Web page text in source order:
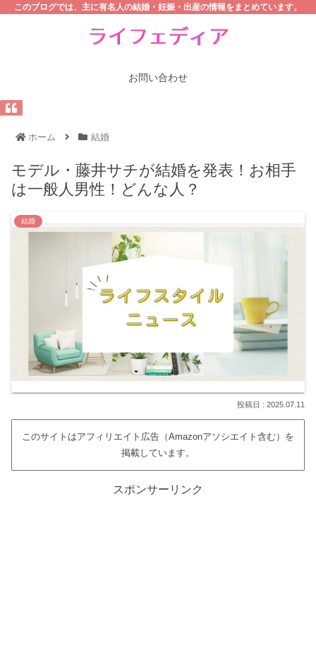
このブログでは、主に有名人の結婚・妊娠・出産の情報をまとめています。
お問い合わせ
ホーム 結婚
モデル・藤井サチが結婚を発表！お相手
は一般人男性！どんな人？
結婚
2025.07.11
このサイトはアフィリエイト広告（Amazonアソシエイト含む）を
掲載しています。
スポンサーリンク